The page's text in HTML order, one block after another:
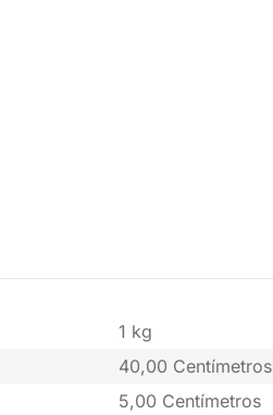
1 kg
40,00 Centímetros
5,00 Centímetros